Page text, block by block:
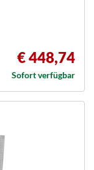
€ 448,74
Sofort verfügbar